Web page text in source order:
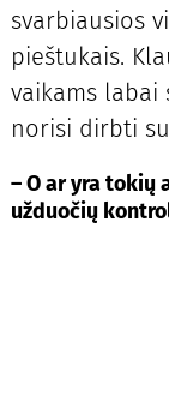
svarbiausios
pieštukais.
vaikams labai
norisi dirbti
– O ar yra
užduočių